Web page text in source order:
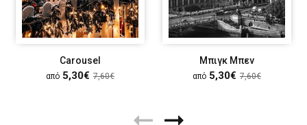
Carousel
από 5,30€ 7,60€
Μπιγκ Μπεν
από 5,30€ 7,60€